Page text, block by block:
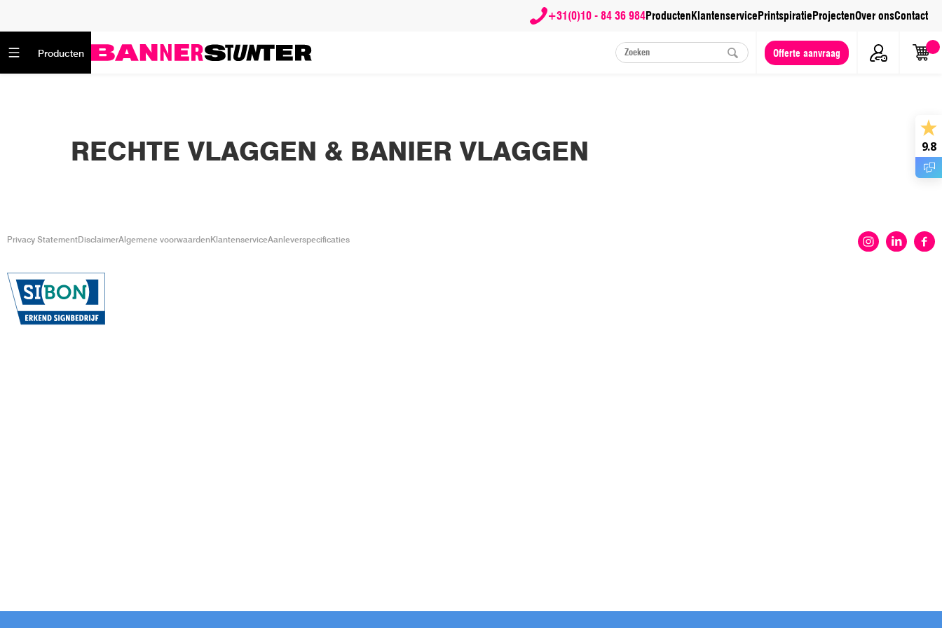
+31(0)10 - 84 36 984ProductenKlantenservicePrintspiratieProjectenOver onsContact
Producten Offerte aanvraag
RECHTE VLAGGEN & BANIER VLAGGEN
Privacy StatementDisclaimerAlgemene voorwaardenKlantenserviceAanleverspecificaties
9.8